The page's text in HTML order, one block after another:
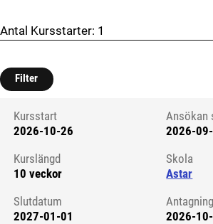
Antal Kursstarter: 1
Filter
Kursstart 6293418
Kursstart
2026-10-26
Ansökan
2026-
Kurslängd
10 veckor
Skola
Astar
Slutdatum
2027-01-01
2026-